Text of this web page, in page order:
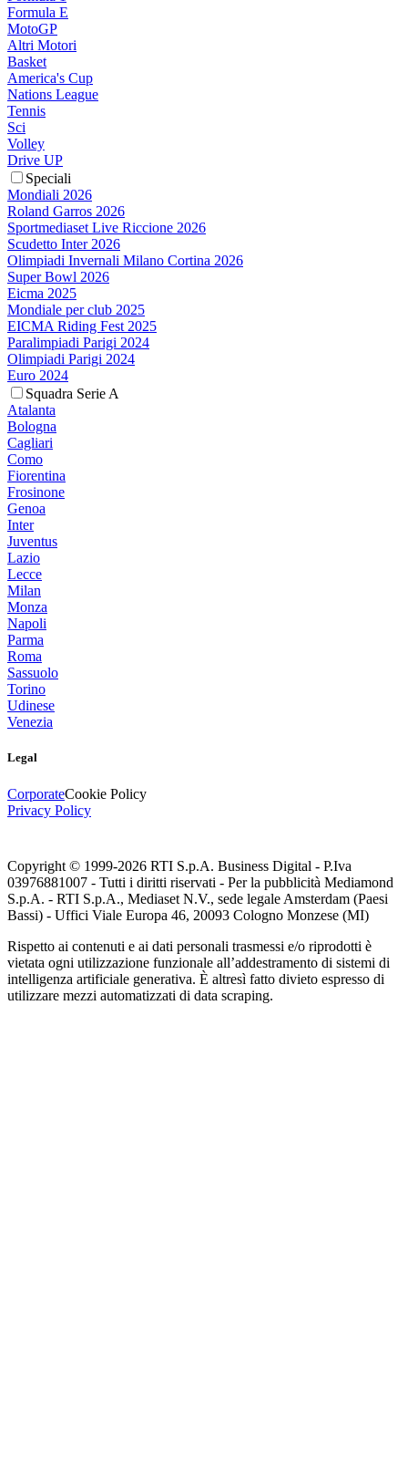
Formula E
MotoGP
Altri Motori
Basket
America's Cup
Nations League
Tennis
Sci
Volley
Drive UP
Speciali
Mondiali 2026
Roland Garros 2026
Sportmediaset Live Riccione 2026
Scudetto Inter 2026
Olimpiadi Invernali Milano Cortina 2026
Super Bowl 2026
Eicma 2025
Mondiale per club 2025
EICMA Riding Fest 2025
Paralimpiadi Parigi 2024
Olimpiadi Parigi 2024
Euro 2024
Squadra Serie A
Atalanta
Bologna
Cagliari
Como
Fiorentina
Frosinone
Genoa
Inter
Juventus
Lazio
Lecce
Milan
Monza
Napoli
Parma
Roma
Sassuolo
Torino
Udinese
Venezia
Legal
CorporateCookie Policy
Privacy Policy
Copyright © 1999-2026 RTI S.p.A. Business Digital - P.Iva
03976881007 - Tutti i diritti riservati - Per la pubblicità Mediamond
S.p.A. - RTI S.p.A., Mediaset N.V., sede legale Amsterdam (Paesi
Bassi) - Uffici Viale Europa 46, 20093 Cologno Monzese (MI)
Rispetto ai contenuti e ai dati personali trasmessi e/o riprodotti è
vietata ogni utilizzazione funzionale all’addestramento di sistemi di
intelligenza artificiale generativa. È altresì fatto divieto espresso di
utilizzare mezzi automatizzati di data scraping.